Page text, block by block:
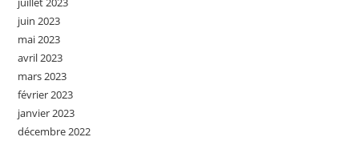
juin 2023
mai 2023
avril 2023
mars 2023
février 2023
janvier 2023
décembre 2022